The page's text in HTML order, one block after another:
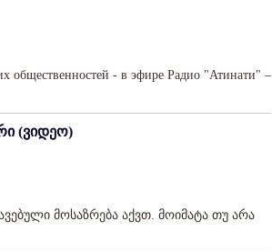
общественностей - в эфире Радио "Атинати" –
(ვიდეო)
მოსაზრება აქვთ. მოიმატა თუ არა